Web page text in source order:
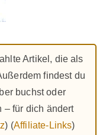
Artikel, die als
findest du
buchst oder
– für dich ändert
) (Affiliate-Links)